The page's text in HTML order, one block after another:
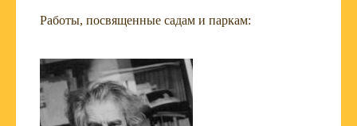
Работы, посвященные садам и паркам: